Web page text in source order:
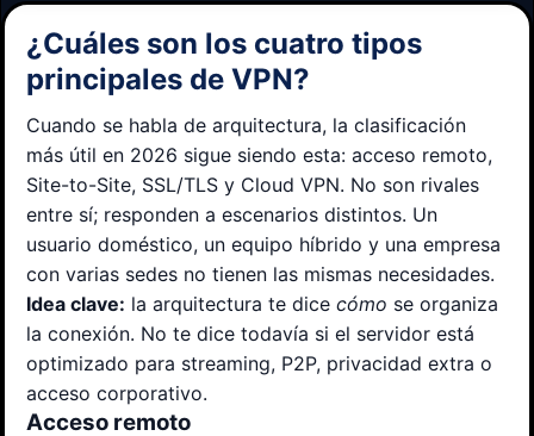
¿Cuáles son los cuatro tipos
principales de VPN?
Cuando se habla de arquitectura, la clasificación
más útil en 2026 sigue siendo esta: acceso remoto,
Site-to-Site, SSL/TLS y Cloud VPN. No son rivales
entre sí; responden a escenarios distintos. Un
usuario doméstico, un equipo híbrido y una empresa
con varias sedes no tienen las mismas necesidades.
Idea clave: la arquitectura te dice cómo se organiza
la conexión. No te dice todavía si el servidor está
optimizado para streaming, P2P, privacidad extra o
acceso corporativo.
Acceso remoto